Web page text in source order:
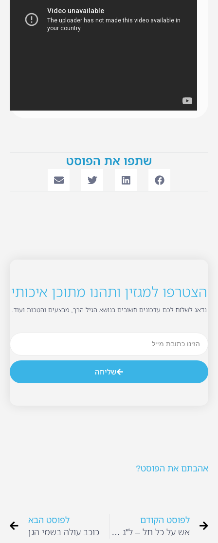
שתפו את הפוסט
הצטרפו למגזין ותהנו מתוכן איכותי
נדאג לשלוח לכם עדכונים חשובים בנושא הגיל הרך, מבצעים והטבות ועוד.
שליחה
אהבתם את הפוסט?
לפוסט הקודם
אש על כל תל – ל"ג בעומר
לפוסט הבא
כוכב עולה בשמי הגן